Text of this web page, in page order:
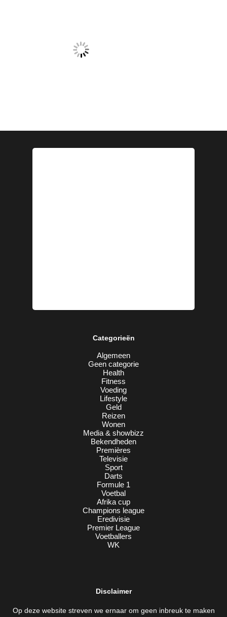
Categorieën
Algemeen
Geen categorie
Health
Fitness
Voeding
Lifestyle
Geld
Reizen
Wonen
Media & showbizz
Bekendheden
Premières
Televisie
Sport
Darts
Formule 1
Voetbal
Afrika cup
Champions league
Eredivisie
Premier League
Voetballers
WK
Disclaimer
Op deze website streven we ernaar om geen inbreuk te maken